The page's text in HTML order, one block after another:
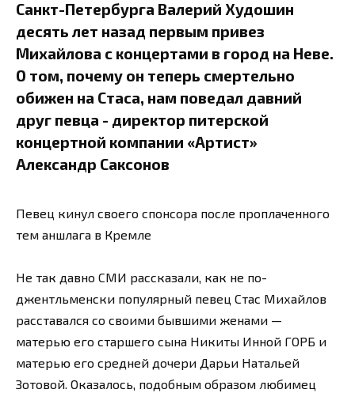
Санкт-Петербурга Валерий Худошин
десять лет назад первым привез
Михайлова с концертами в город на Неве.
О том, почему он теперь смертельно
обижен на Стаса, нам поведал давний
друг певца - директор питерской
концертной компании «Артист»
Александр Саксонов
Певец кинул своего спонсора после проплаченного
тем аншлага в Кремле
Не так давно СМИ рассказали, как не по-
джентльменски популярный певец Стас Михайлов
расставался со своими бывшими женами —
матерью его старшего сына Никиты Инной ГОРБ и
матерью его средней дочери Дарьи Натальей
Зотовой. Оказалось, подобным образом любимец